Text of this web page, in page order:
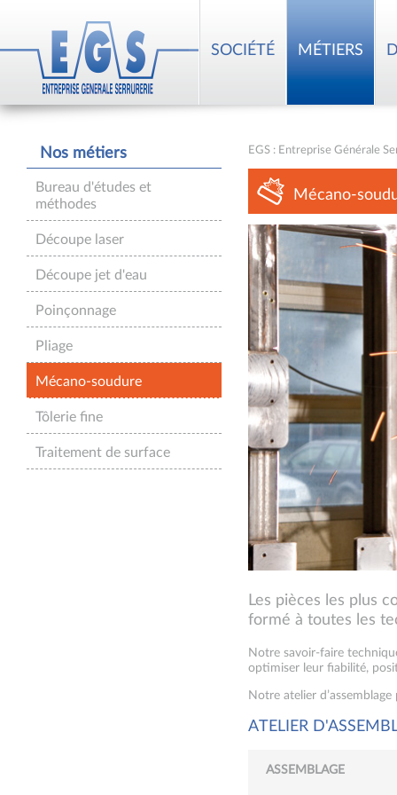
SOCIÉTÉ MÉTIERS
Nos métiers
Bureau d'études et
méthodes
Découpe laser
Découpe jet d'eau
Poinçonnage
Pliage
Mécano-soudure
Tôlerie fine
Traitement de surface
EGS : Entreprise Générale
Mécano-
Les pièces les plus
formé à toutes les
Notre savoir-faire
optimiser leur fiabilité,
Notre atelier
ATELIER
ASSEMBLAGE